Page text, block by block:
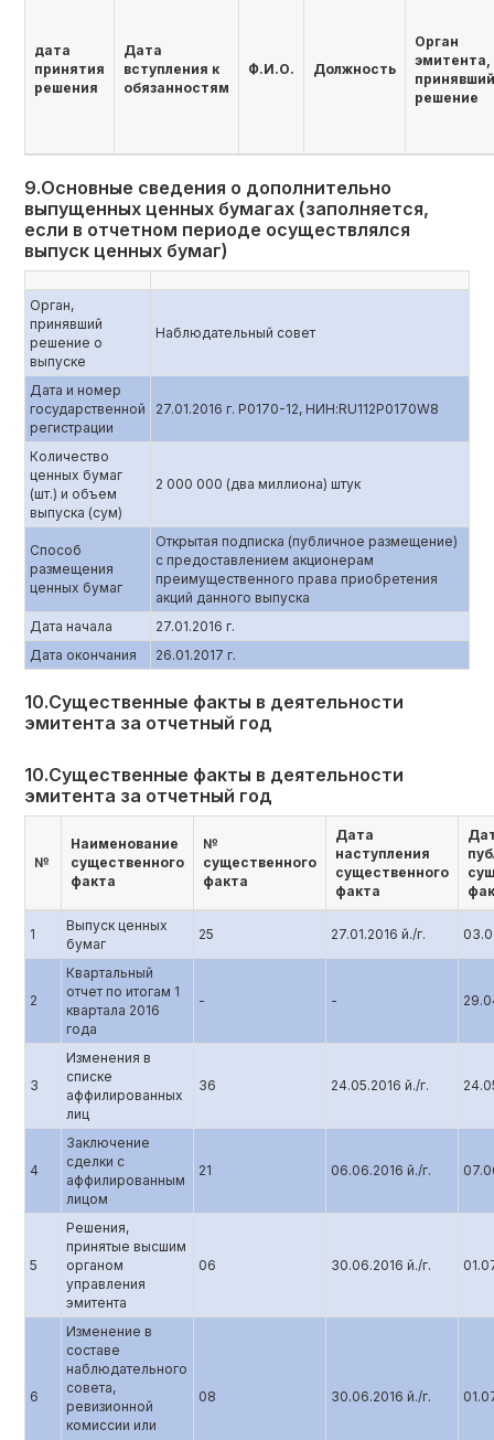
дата
принятия
решения
Дата
вступления к
обязанностям
Ф.И.О. Должность
Орган
эмитента,
принявший
решение
9.Основные сведения о дополнительно
выпущенных ценных бумагах (заполняется,
если в отчетном периоде осуществлялся
выпуск ценных бумаг)
Орган,
принявший
решение о
выпуске
Наблюдательный совет
Дата и номер
государственной
регистрации
27.01.2016 г. P0170-12, НИН:RU112P0170W8
Количество
ценных бумаг
(шт.) и объем
выпуска (сум)
2 000 000 (два миллиона) штук
Способ
размещения
ценных бумаг
Открытая подписка (публичное размещение)
с предоставлением акционерам
преимущественного права приобретения
акций данного выпуска
Дата начала
27.01.2016 г.
Дата окончания
26.01.2017 г.
10.Существенные факты в деятельности
эмитента за отчетный год
10.Существенные факты в деятельности
эмитента за отчетный год
№
Наименование
существенного
факта
№
существенного
факта
Дата
наступления
существенного
факта
1
Выпуск ценных
бумаг
25 27.01.2016 й./г.
2
Квартальный
отчет по итогам 1
квартала 2016
года
- -
3
Изменения в
списке
аффилированных
лиц
36 24.05.2016 й./г.
4
Заключение
сделки с
аффилированным
лицом
21 06.06.2016 й./г.
5
Решения,
принятые высшим
органом
управления
эмитента
06 30.06.2016 й./г.
6
Изменение в
составе
наблюдательного
совета,
ревизионной
комиссии или
08 30.06.2016 й./г.